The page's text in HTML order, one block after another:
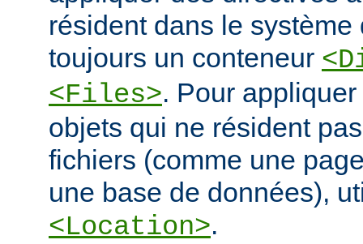
résident dans le
toujours un conteneur
<Files>. Pour
objets qui ne résident
fichiers (comme une
une base de données),
<Location>.